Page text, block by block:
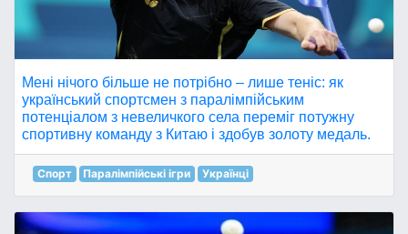
Мені нічого більше не потрібно – лише теніс: як
український спортсмен з паралімпійським
потенціалом з невеличкого села переміг потужну
спортивну команду з Китаю і здобув золоту медаль.
Спорт Паралімпійські ігри Українці